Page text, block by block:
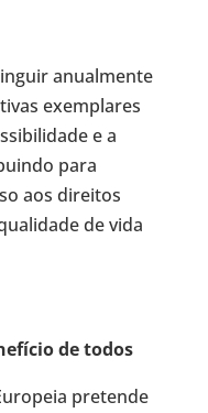
anualmente
exemplares
e a
para
aos direitos
de vida
de todos
pretende